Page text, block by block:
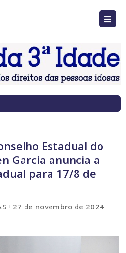
Estadual do
Garcia anuncia a
para 17/8 de
27 de novembro de 2024